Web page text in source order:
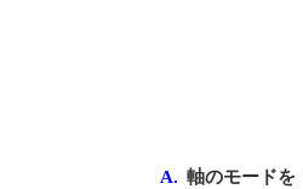
A. 軸のモードを